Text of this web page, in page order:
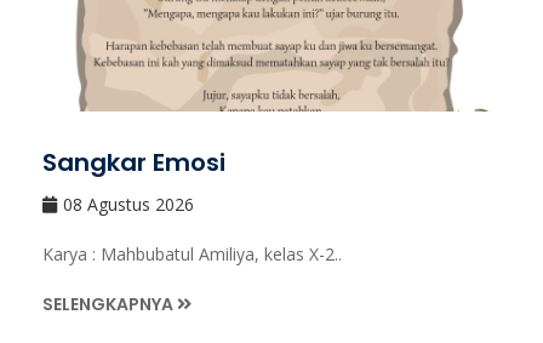
Sangkar Emosi
08 Agustus 2026
Karya : Mahbubatul Amiliya, kelas X-2..
SELENGKAPNYA